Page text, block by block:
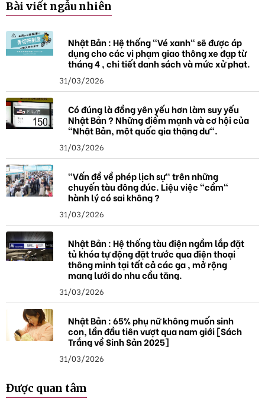
h
a
Bài viết ngẫu nhiên
Nhật Bản : Hệ thống "Vé xanh" sẽ được áp
dụng cho các vi phạm giao thông xe đạp từ
tháng 4 , chi tiết danh sách và mức xử phạt.
31/03/2026
Có đúng là đồng yên yếu hơn làm suy yếu
Nhật Bản ? Những điểm mạnh và cơ hội của
"Nhật Bản, một quốc gia thặng dư".
31/03/2026
"Vấn đề về phép lịch sự" trên những
chuyến tàu đông đúc. Liệu việc "cầm"
hành lý có sai không ?
31/03/2026
Nhật Bản : Hệ thống tàu điện ngầm lắp đặt
tủ khóa tự động đặt trước qua điện thoại
thông minh tại tất cả các ga , mở rộng
mạng lưới do nhu cầu tăng.
31/03/2026
Nhật Bản : 65% phụ nữ không muốn sinh
con, lần đầu tiên vượt qua nam giới [Sách
Trắng về Sinh Sản 2025]
31/03/2026
Được quan tâm